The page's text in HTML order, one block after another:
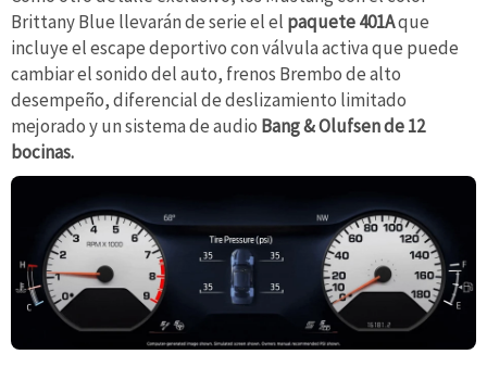
Brittany Blue llevarán de serie el el paquete 401Aque
incluye el escape deportivo con válvula activa que puede
cambiar el sonido del auto, frenos Brembo de alto
desempeño, diferencial de deslizamiento limitado
mejorado y un sistema de audio Bang & Olufsen de 12
bocinas.